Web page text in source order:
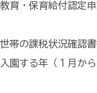
育・保育給付認定申
帯の課税状況確認
する年（１月から